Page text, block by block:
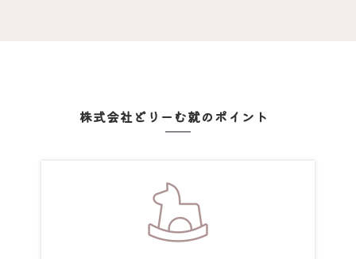
株式会社どりーむ就のポイント